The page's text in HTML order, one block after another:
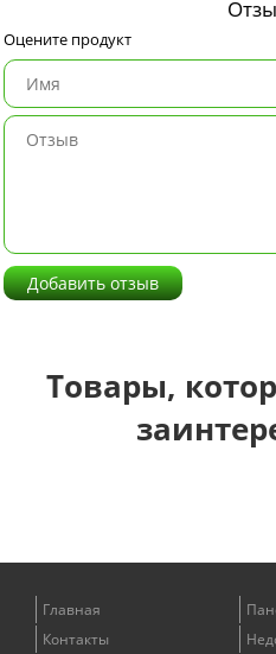
Оцените продукт
Добавить отзыв
Товары,
Главная
Контакты